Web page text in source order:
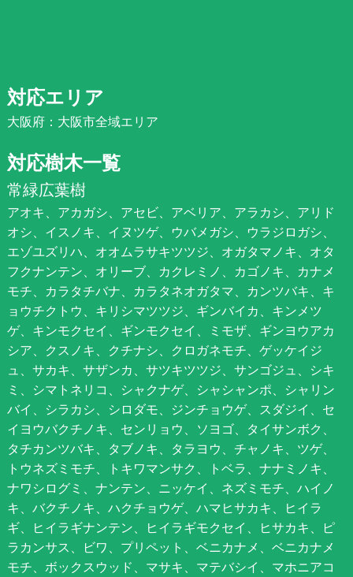
対応エリア
大阪府：大阪市全域エリア
対応樹木一覧
常緑広葉樹
アオキ、アカガシ、アセビ、アベリア、アラカシ、アリド
オシ、イスノキ、イヌツゲ、ウバメガシ、ウラジロガシ、
エゾユズリハ、オオムラサキツツジ、オガタマノキ、オタ
フクナンテン、オリーブ、カクレミノ、カゴノキ、カナメ
モチ、カラタチバナ、カラタネオガタマ、カンツバキ、キ
ョウチクトウ、キリシマツツジ、ギンバイカ、キンメツ
ゲ、キンモクセイ、ギンモクセイ、ミモザ、ギンヨウアカ
シア、クスノキ、クチナシ、クロガネモチ、ゲッケイジ
ュ、サカキ、サザンカ、サツキツツジ、サンゴジュ、シキ
ミ、シマトネリコ、シャクナゲ、シャシャンポ、シャリン
バイ、シラカシ、シロダモ、ジンチョウゲ、スダジイ、セ
イヨウバクチノキ、センリョウ、ソヨゴ、タイサンボク、
タチカンツバキ、タブノキ、タラヨウ、チャノキ、ツゲ、
トウネズミモチ、トキワマンサク、トベラ、ナナミノキ、
ナワシログミ、ナンテン、ニッケイ、ネズミモチ、ハイノ
キ、バクチノキ、ハクチョウゲ、ハマヒサカキ、ヒイラ
ギ、ヒイラギナンテン、ヒイラギモクセイ、ヒサカキ、ピ
ラカンサス、ビワ、プリペット、ベニカナメ、ベニカナメ
モチ、ボックスウッド、マサキ、マテバシイ、マホニアコ